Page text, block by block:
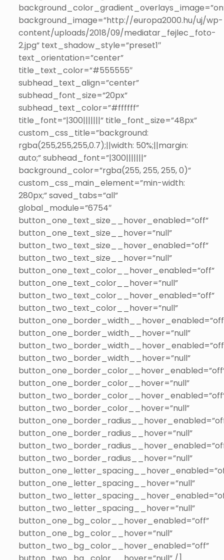
background_image=”http://europa2000.hu/uj/wp-
content/uploads/2018/09/mediatar_fejlec_foto-
2.jpg” text_shadow_style=”preset1″
text_orientation=”center”
title_text_color=”#555555″
subhead_text_align=”center”
subhead_font_size=”20px”
subhead_text_color=”#ffffff”
title_font=”|300|||||||” title_font_size=”48px”
custom_css_title=”background:
rgba(255,255,255,0.7);||width: 50%;||margin:
auto;” subhead_font=”|300|||||||”
background_color=”rgba(255, 255, 255, 0)”
custom_css_main_element=”min-width:
280px;” saved_tabs=”all”
global_module=”6754″
button_one_text_size__hover_enabled=”off”
button_one_text_size__hover=”null”
button_two_text_size__hover_enabled=”off”
button_two_text_size__hover=”null”
button_one_text_color__hover_enabled=”off”
button_one_text_color__hover=”null”
button_two_text_color__hover_enabled=”off”
button_two_text_color__hover=”null”
button_one_border_width__hover=”null”
button_two_border_width__hover=”null”
button_one_border_color__hover=”null”
button_two_border_color__hover=”null”
button_one_border_radius__hover=”null”
button_two_border_radius__hover=”null”
button_one_letter_spacing__hover=”null”
button_two_letter_spacing__hover=”null”
button_one_bg_color__hover_enabled=”off”
button_one_bg_color__hover=”null”
button_two_bg_color__hover_enabled=”off”